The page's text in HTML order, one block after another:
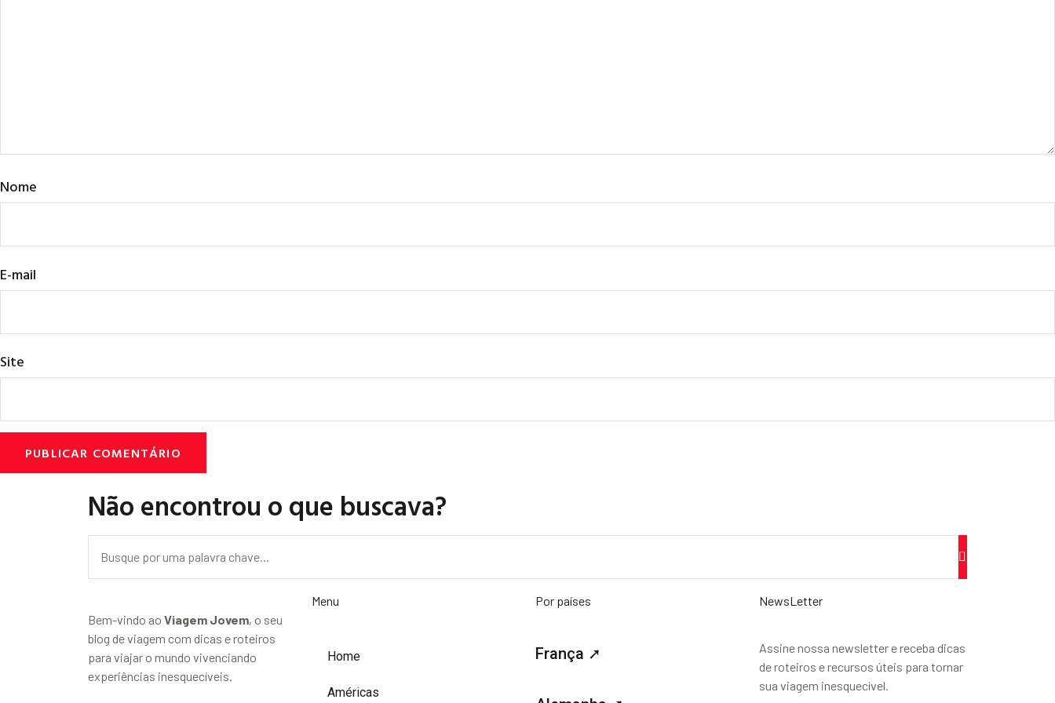
Nome
E-mail
Site
Não encontrou o que buscava?
Bem-vindo ao Viagem Jovem, o seu
blog de viagem com dicas e roteiros
para viajar o mundo vivenciando
experiências inesquecíveis.
Menu
Home
Américas
Por países
França ➚
NewsLetter
Assine nossa newsletter e receba dicas
de roteiros e recursos úteis para tornar
sua viagem inesquecível.